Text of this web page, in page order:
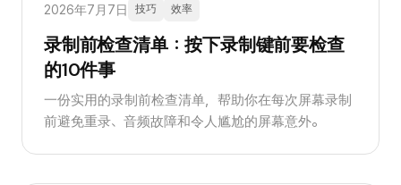
2026年7月7日 技巧 效率
录制前检查清单：按下录制键前要检查
的10件事
一份实用的录制前检查清单，帮助你在每次屏幕录制
前避免重录、音频故障和令人尴尬的屏幕意外。